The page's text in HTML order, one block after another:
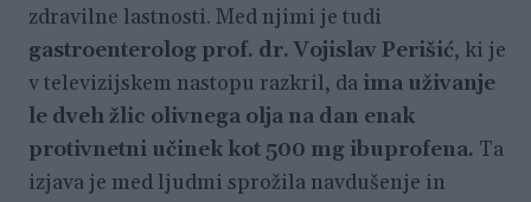
zdravilne lastnosti. Med njimi je tudi
gastroenterolog prof. dr. Vojislav Perišić, ki je
v televizijskem nastopu razkril, da ima uživanje
le dveh žlic olivnega olja na dan enak
protivnetni učinek kot 500 mg ibuprofena. Ta
izjava je med ljudmi sprožila navdušenje in